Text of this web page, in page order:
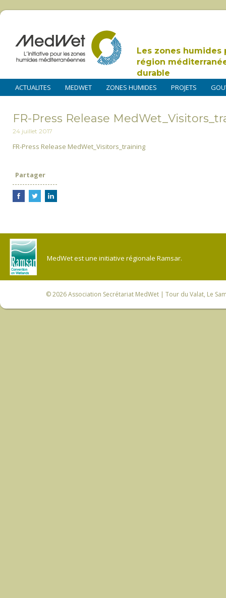
Les zones humides
région
durable
ACTUALITES MEDWET ZONES HUMIDES PROJETS
FR-Press Release
24 juillet 2017
FR-Press Release MedWet_Visitors_training
Partager
MedWet est une initiative régionale Ramsar.
© 2026Association Secrétariat MedWet | Tour du Valat, Le